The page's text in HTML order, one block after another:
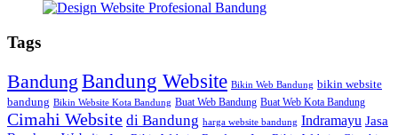
Tags
Bandung Bandung Website Bikin Web Bandung bikin website
bandung Bikin Website Kota Bandung Buat Web Bandung Buat Web Kota Bandung
Cimahi Website di Bandung harga website bandung Indramayu Jasa